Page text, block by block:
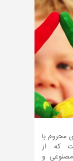
محروم با
که از
و